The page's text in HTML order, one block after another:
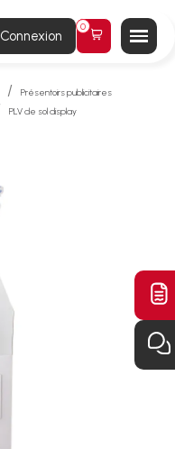
Connexion
Présentoirs publicitaires
PLV de sol display